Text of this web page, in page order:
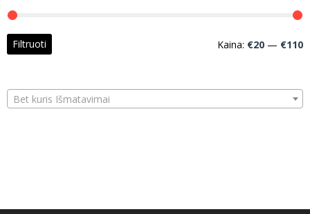
Filtruoti Kaina: €20 — €110
Bet kuris Išmatavimai